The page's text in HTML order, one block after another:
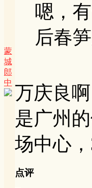
蒙
城
郎
中
嗯，
后春
万庆良
是广州
场中心
点评